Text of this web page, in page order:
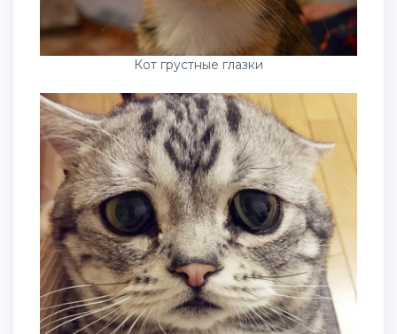
Кот грустные глазки